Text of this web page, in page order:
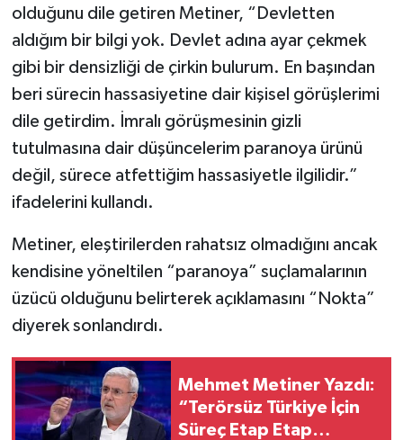
olduğunu dile getiren Metiner, “Devletten
aldığım bir bilgi yok. Devlet adına ayar çekmek
gibi bir densizliği de çirkin bulurum. En başından
beri sürecin hassasiyetine dair kişisel görüşlerimi
dile getirdim. İmralı görüşmesinin gizli
tutulmasına dair düşüncelerim paranoya ürünü
değil, sürece atfettiğim hassasiyetle ilgilidir.”
ifadelerini kullandı.
Metiner, eleştirilerden rahatsız olmadığını ancak
kendisine yöneltilen “paranoya” suçlamalarının
üzücü olduğunu belirterek açıklamasını “Nokta”
diyerek sonlandırdı.
Mehmet Metiner Yazdı:
“Terörsüz Türkiye İçin
Süreç Etap Etap